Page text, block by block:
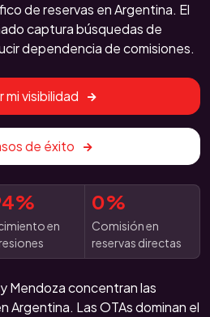
de reservas en Argentina. El
captura búsquedas de
dependencia de comisiones.
mi visibilidad
de éxito
en
0%
Comisión en
reservas directas
Mendoza concentran las
Argentina. Las OTAs dominan el